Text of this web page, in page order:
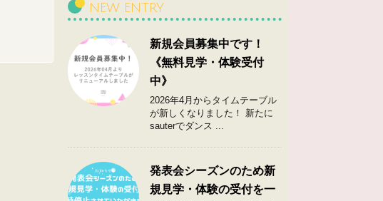
NEW ENTRY
新規会員募集中です！
《無料見学・体験受付
中》
2026年4月からタイムテーブル
が新しくなりました！ 新たに
sauterでダンス ...
発表会シーズンのため新
規見学・体験の受付を一